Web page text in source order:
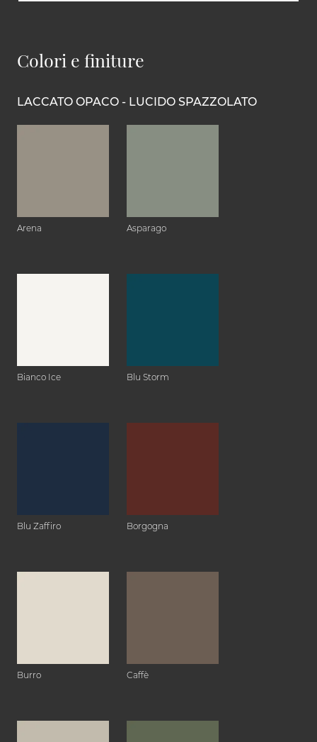
Colori e finiture
LACCATO OPACO - LUCIDO SPAZZOLATO
Arena Asparago
Bianco Ice Blu Storm
Blu Zaffiro Borgogna
Burro Caffè